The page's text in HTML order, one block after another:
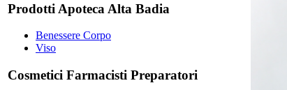
Prodotti Apoteca Alta Badia
Benessere Corpo
Viso
Cosmetici Farmacisti Preparatori